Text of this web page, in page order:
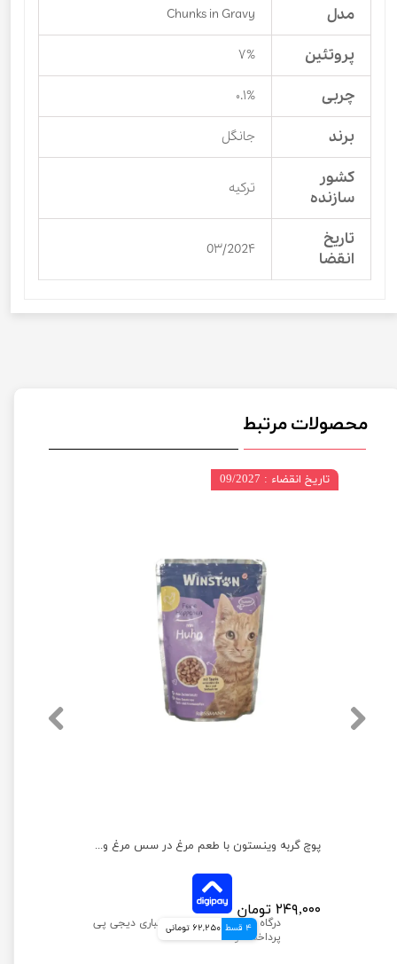
مدل Chunks in Gravy
پروتئین ۷%
چربی ۰.۱%
برند جانگل
کشور
سازنده
ترکیه
تاریخ
انقضا
0۳/202۴
محصولات مرتبط
پوچ گربه وینستون با طعم مرغ در سس مرغ وزن 100 گرم
۲۴۹,۰۰۰ تومان
4 قسط 62,250 تومانی
تاریخ انقضاء : 09/2027